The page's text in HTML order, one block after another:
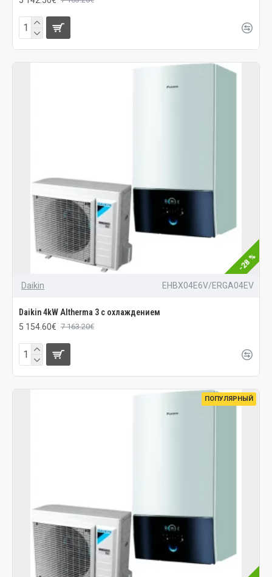
-28 %
Daikin EHBX04E6V/ERGA04EV
Daikin 4kW Altherma 3 с охлаждением
5 154.60€ 7 163.20€
ПОПУЛЯРНЫЙ